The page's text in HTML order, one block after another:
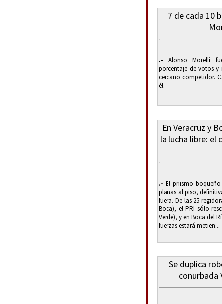
7 de cada 10
.- Alonso Morelli
porcentaje de votos
cercano competidor.
él.
En Veracruz y
la lucha libre: el
.- El priismo
planas al piso,
fuera. De las 25
Boca), el PRI sólo
Verde), y en Boca del
fuerzas estará metien...
Se duplica
conurbada